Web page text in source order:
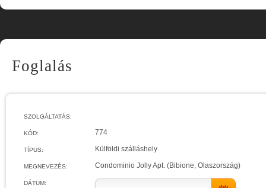
Foglalás
SZOLGÁLTATÁS:
KÓD: 774
TÍPUS: Külföldi szálláshely
MEGNEVEZÉS: Condominio Jolly Apt. (Bibione, Olaszország)
DÁTUM: